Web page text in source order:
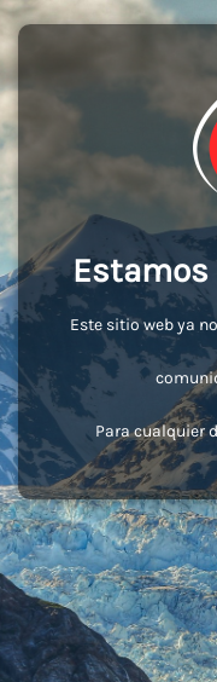
Este sitio web ya
Para cualquier